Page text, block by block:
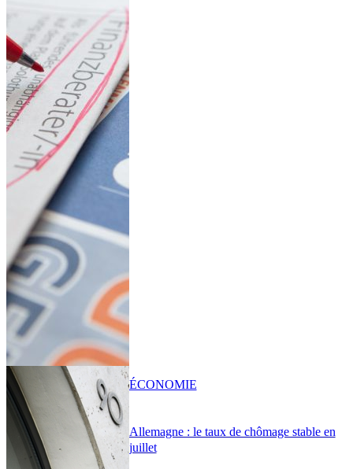
Allemagne : le taux de chômage stable en
juillet
ÉCONOMIE